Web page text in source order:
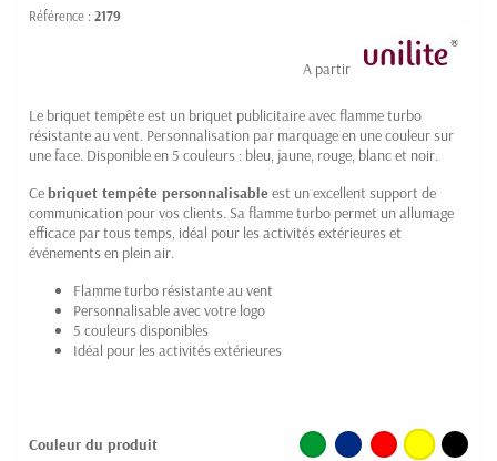
Référence : 2179
A partir de0.89 € HT
Le briquet tempête est un briquet publicitaire avec flamme turbo
résistante au vent. Personnalisation par marquage en une couleur sur
une face. Disponible en 5 couleurs : bleu, jaune, rouge, blanc et noir.
Cebriquet tempête personnalisableest un excellent support de
communication pour vos clients. Sa flamme turbo permet un allumage
efficace par tous temps, idéal pour les activités extérieures et
événements en plein air.
Flamme turbo résistante au vent
Personnalisable avec votre logo
5 couleurs disponibles
Idéal pour les activités extérieures
Couleur du produit